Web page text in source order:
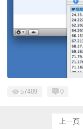
57489 0
上一頁